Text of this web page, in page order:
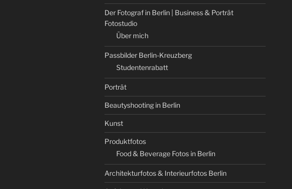
Der Fotograf in Berlin | Business & Porträt
Fotostudio
Über mich
Passbilder Berlin-Kreuzberg
Studentenrabatt
Porträt
Beautyshooting in Berlin
Kunst
Produktfotos
Food & Beverage Fotos in Berlin
Architekturfotos & Interieurfotos Berlin